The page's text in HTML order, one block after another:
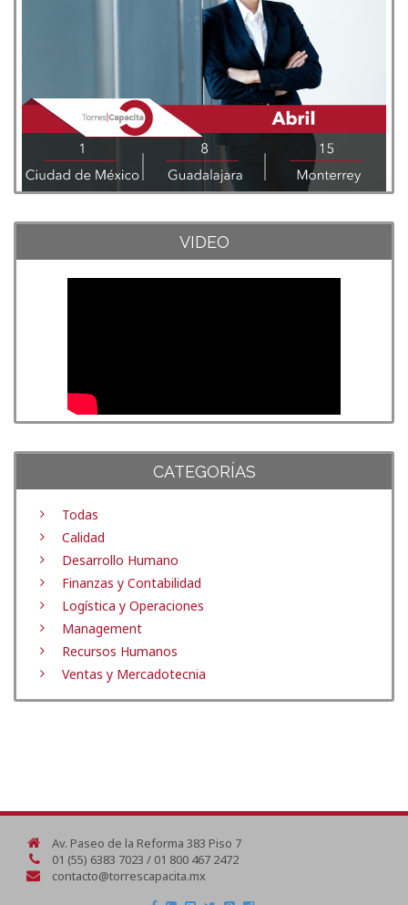
VIDEO
CATEGORÍAS
Todas
Calidad
Desarrollo Humano
Finanzas y Contabilidad
Logística y Operaciones
Management
Recursos Humanos
Ventas y Mercadotecnia
Av. Paseo de la Reforma 383 Piso 7
01 (55) 6383 7023 / 01 800 467 2472
contacto@torrescapacita.mx